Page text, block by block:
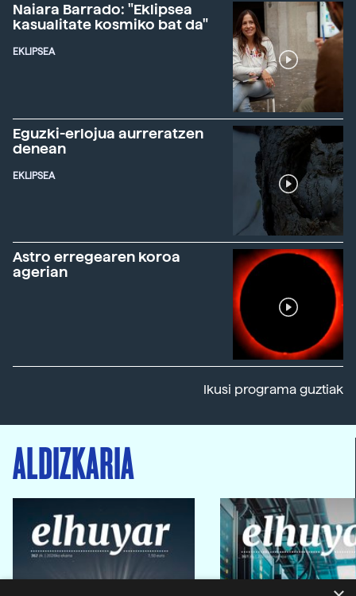
Naiara Barrado: "Eklipsea
kasualitate kosmiko bat da"
EKLIPSEA
Eguzki-erlojua aurreratzen
denean
EKLIPSEA
Astro erregearen koroa
agerian
Ikusi programa guztiak
ALDIZKARIA